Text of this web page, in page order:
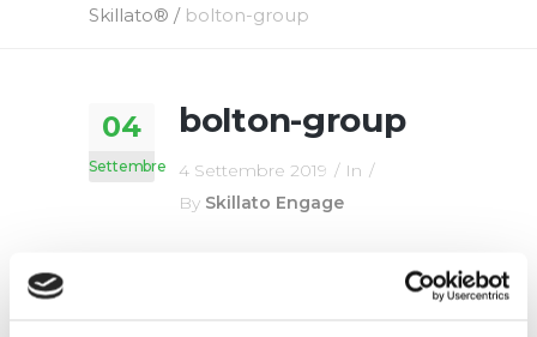
Skillato® / bolton-group
04
Settembre
bolton-group
4 Settembre 2019
In
By Skillato Engage